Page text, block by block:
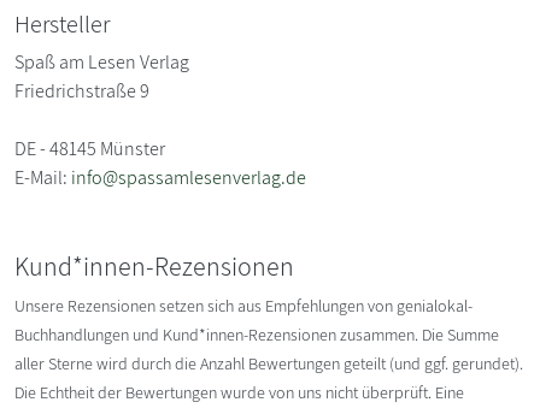
Hersteller
Spaß am Lesen Verlag
Friedrichstraße 9
DE - 48145 Münster
E-Mail: info@spassamlesenverlag.de
Kund*innen-Rezensionen
Unsere Rezensionen setzen sich aus Empfehlungen von genialokal-
Buchhandlungen und Kund*innen-Rezensionen zusammen. Die Summe
aller Sterne wird durch die Anzahl Bewertungen geteilt (und ggf. gerundet).
Die Echtheit der Bewertungen wurde von uns nicht überprüft. Eine